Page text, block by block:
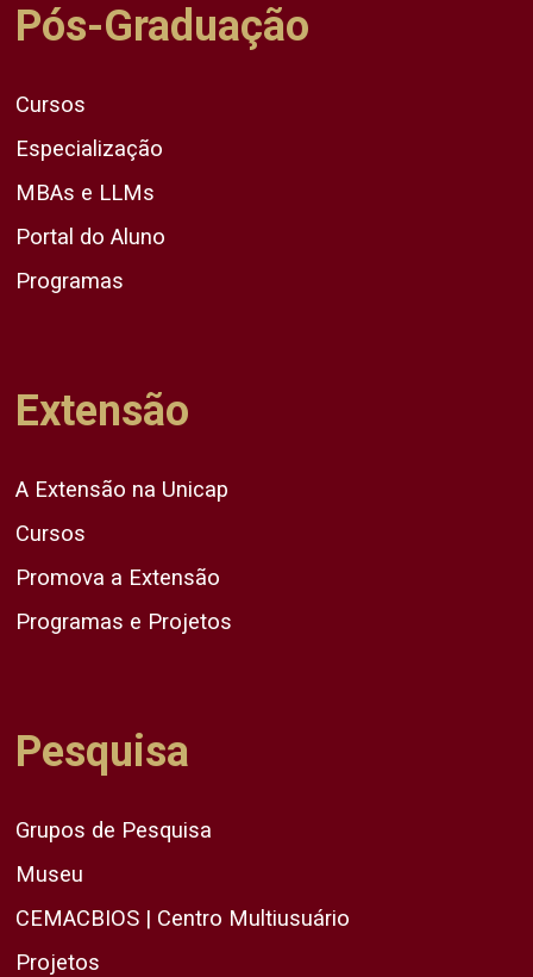
Pós-Graduação
Cursos
Especialização
MBAs e LLMs
Portal do Aluno
Programas
Extensão
A Extensão na Unicap
Cursos
Promova a Extensão
Programas e Projetos
Pesquisa
Grupos de Pesquisa
Museu
CEMACBIOS | Centro Multiusuário
Projetos